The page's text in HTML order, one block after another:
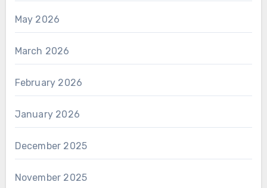
May 2026
March 2026
February 2026
January 2026
December 2025
November 2025